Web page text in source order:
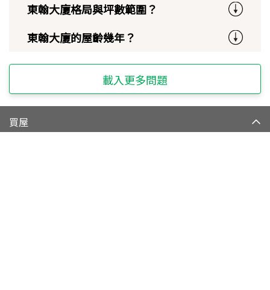
東翰大廈格局與坪數範圍？
東翰大廈的屋齡幾年？
載入更多問題
買屋